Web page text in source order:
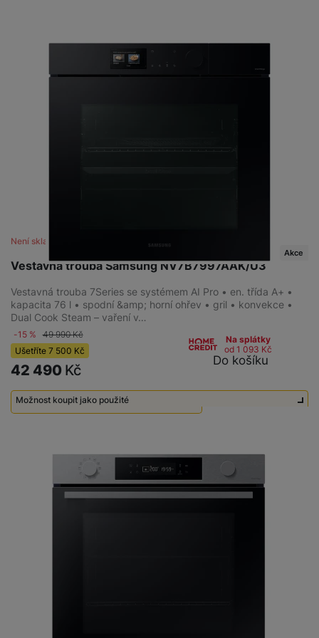
Vestavná trouba Samsung NV7B7997AAK/U3
Není skladem
Akce
Vestavná trouba 7Series se systémem AI Pro • en. třída A+ •
kapacita 76 l • spodní &amp; horní ohřev • gril • konvekce •
Dual Cook Steam – vaření v…
-15 % 49 990Kč
Ušetříte 7 500 Kč
42 490 Kč
Na splátky
od 1 093 Kč
Do košíku
Možnost koupit jako použité